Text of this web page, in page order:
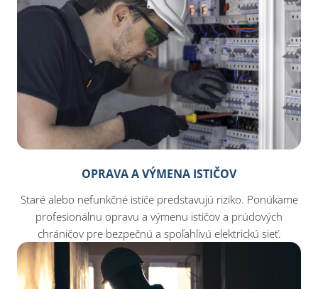
OPRAVA A VÝMENA ISTIČOV
Staré alebo nefunkčné ističe predstavujú riziko. Ponúkame
profesionálnu opravu a výmenu ističov a prúdových
chráničov pre bezpečnú a spoľahlivú elektrickú sieť.